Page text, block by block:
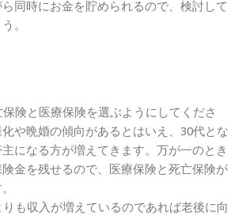
同時にお金を貯められるので、検討して
。
険と医療保険を選ぶようにしてくださ
や晩婚の傾向があるとはいえ、30代とな
になる方が増えてきます。万が一のとき
金を残せるので、医療保険と死亡保険が
りも収入が増えているのであれば老後に向